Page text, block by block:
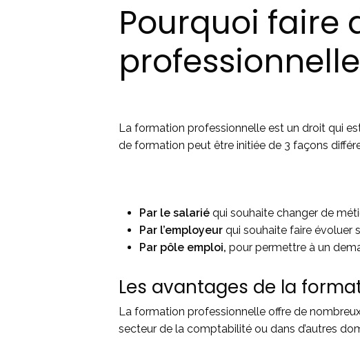
Pourquoi faire
La formation professionnelle est un droit qui
de formation peut être initiée de 3 façons
Par le salarié qui souhaite changer de
Par l’employeur qui souhaite faire évoluer
Par pôle emploi, pour permettre à un
Les avantages de la
La formation professionnelle offre de
secteur de la comptabilité ou dans d’autres